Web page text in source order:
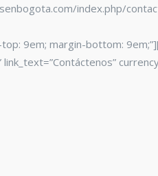
index.php/
9em; margin-bottom: